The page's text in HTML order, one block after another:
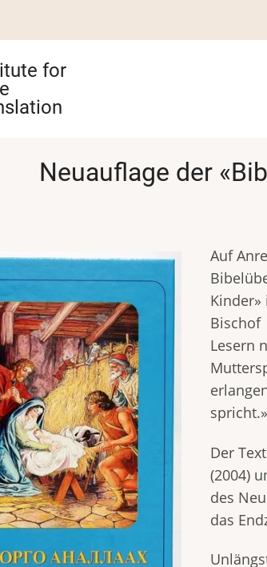
for
Neuauflage der
Auf
Bischof
Lesern
spricht.»
Der
(2004)
des
das